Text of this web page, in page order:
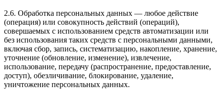
2.6. Обработка персональных данных — любое действие
(операция) или совокупность действий (операций),
совершаемых с использованием средств автоматизации или
без использования таких средств с персональными данными,
включая сбор, запись, систематизацию, накопление, хранение,
уточнение (обновление, изменение), извлечение,
использование, передачу (распространение, предоставление,
доступ), обезличивание, блокирование, удаление,
уничтожение персональных данных.